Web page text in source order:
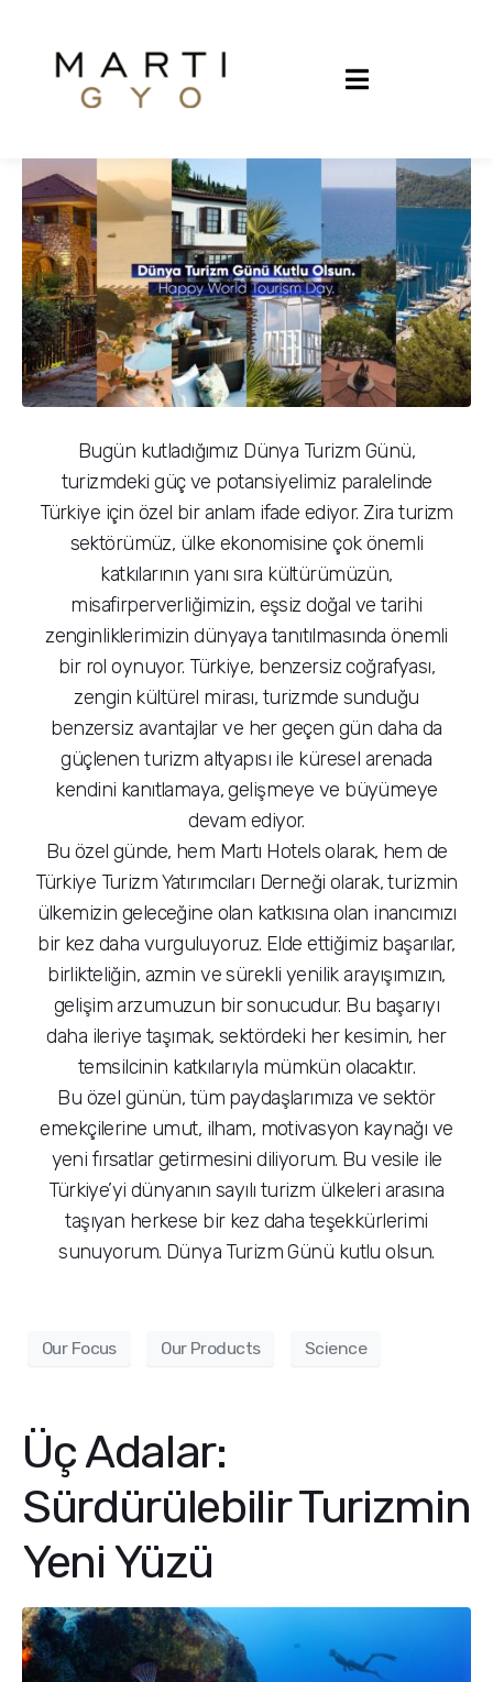
Dünya Turizm Günü
Kutlu Olsun
Bugün kutladığımız Dünya Turizm Günü,
turizmdeki güç ve potansiyelimiz paralelinde
Türkiye için özel bir anlam ifade ediyor. Zira turizm
sektörümüz, ülke ekonomisine çok önemli
katkılarının yanı sıra kültürümüzün,
misafirperverliğimizin, eşsiz doğal ve tarihi
zenginliklerimizin dünyaya tanıtılmasında önemli
bir rol oynuyor. Türkiye, benzersiz coğrafyası,
zengin kültürel mirası, turizmde sunduğu
benzersiz avantajlar ve her geçen gün daha da
güçlenen turizm altyapısı ile küresel arenada
kendini kanıtlamaya, gelişmeye ve büyümeye
devam ediyor.
Bu özel günde, hem Martı Hotels olarak, hem de
Türkiye Turizm Yatırımcıları Derneği olarak, turizmin
ülkemizin geleceğine olan katkısına olan inancımızı
bir kez daha vurguluyoruz. Elde ettiğimiz başarılar,
birlikteliğin, azmin ve sürekli yenilik arayışımızın,
gelişim arzumuzun bir sonucudur. Bu başarıyı
daha ileriye taşımak, sektördeki her kesimin, her
temsilcinin katkılarıyla mümkün olacaktır.
Bu özel günün, tüm paydaşlarımıza ve sektör
emekçilerine umut, ilham, motivasyon kaynağı ve
yeni fırsatlar getirmesini diliyorum. Bu vesile ile
Türkiye’yi dünyanın sayılı turizm ülkeleri arasına
taşıyan herkese bir kez daha teşekkürlerimi
sunuyorum. Dünya Turizm Günü kutlu olsun.
Our Focus Our Products Science
Üç Adalar:
Sürdürülebilir Turizmin
Yeni Yüzü